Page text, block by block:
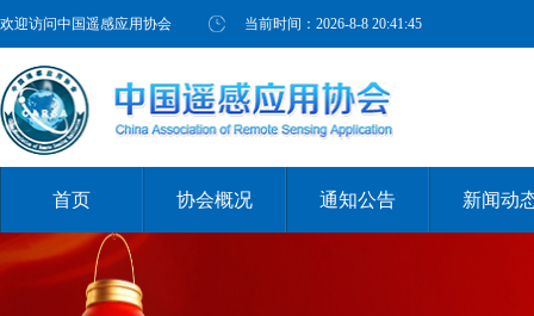
欢迎访问中国遥感应用协会 当前时间： 2026-8-8 20:41:46
首页 协会概况 通知公告 新闻动